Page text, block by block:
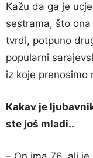
Kažu da ga je
sestrama, što
tvrdi, potpuno
popularni
iz koje prenosimo
Kakav je
ste još mladi..